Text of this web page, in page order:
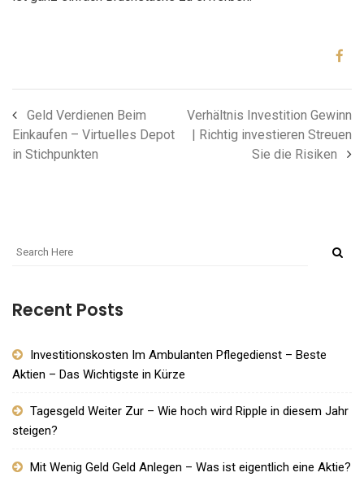
Geld Verdienen Beim
Einkaufen – Virtuelles Depot
in Stichpunkten
Verhältnis Investition Gewinn
| Richtig investieren Streuen
Sie die Risiken
Recent Posts
Investitionskosten Im Ambulanten Pflegedienst – Beste
Aktien – Das Wichtigste in Kürze
Tagesgeld Weiter Zur – Wie hoch wird Ripple in diesem Jahr
steigen?
Mit Wenig Geld Geld Anlegen – Was ist eigentlich eine Aktie?